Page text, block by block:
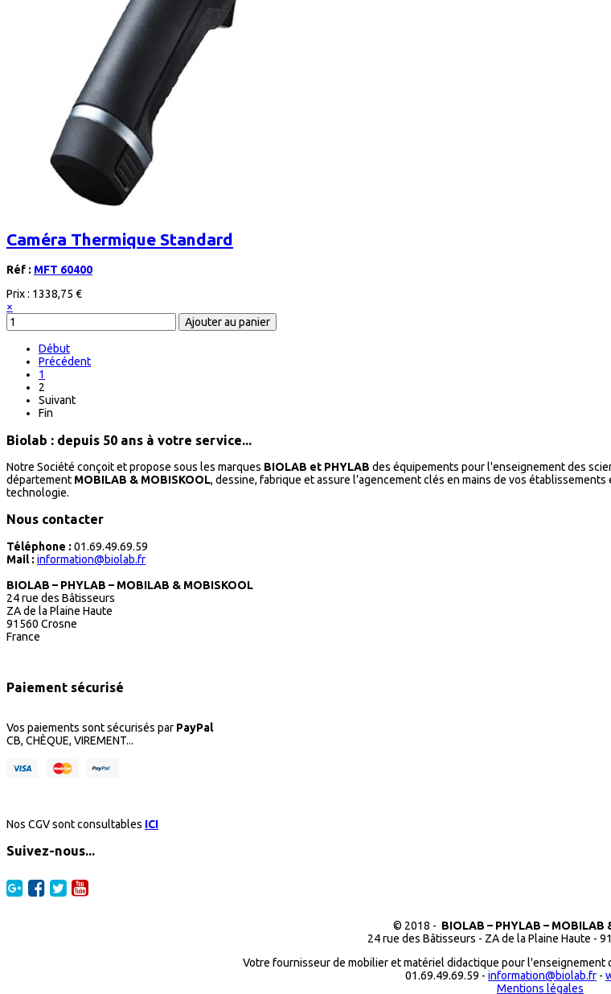
Caméra Thermique Standard
Réf : MFT 60400
Prix : 1338,75 €
×
Début
Précédent
1
2
Suivant
Fin
Biolab : depuis 50 ans à votre service...
Notre Société conçoit et propose sous les marques BIOLAB et PHYLAB des équipements pour l'enseignement des
département MOBILAB & MOBISKOOL, dessine, fabrique et assure l’agencement clés en mains de vos
technologie.
Nous contacter
Téléphone : 01.69.49.69.59
Mail : information@biolab.fr
BIOLAB – PHYLAB – MOBILAB & MOBISKOOL
24 rue des Bâtisseurs
ZA de la Plaine Haute
91560 Crosne
France
Paiement sécurisé
Vos paiements sont sécurisés par PayPal
CB, CHÈQUE, VIREMENT...
Nos CGV sont consultables ICI
Suivez-nous...
© 2018 - BIOLAB – PHYLAB – MOBILAB
24 rue des Bâtisseurs - ZA de la Plaine Haute -
Votre fournisseur de mobilier et matériel didactique pour l'enseignement
01.69.49.69.59 - information@biolab.fr -
Mentions légales